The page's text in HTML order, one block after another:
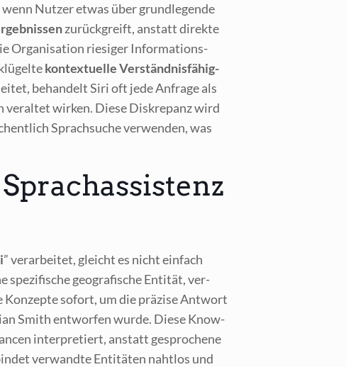
Nut­zer etwas über grund­le­gen­de
zurück­greift, anstatt direk­te
Orga­ni­sa­ti­on rie­si­ger Infor­ma­ti­ons­
kon­tex­tu­el­le Ver­ständ­nis­fä­hig­
behan­delt Siri oft jede Anfra­ge als
ver­al­tet wir­ken. Die­se Dis­kre­panz wird
Sprach­su­che ver­wen­den, was
” ver­ar­bei­tet, gleicht es nicht ein­fach
spe­zi­fi­sche geo­gra­fi­sche Enti­tät, ver­
sofort, um die prä­zi­se Ant­wort
Smith ent­wor­fen wur­de. Die­se Know­
inter­pre­tiert, anstatt gespro­che­ne
ver­wand­te Enti­tä­ten naht­los und